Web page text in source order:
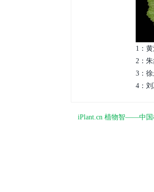
1：
2：
3：
4：
iPlant.cn 植物智——中国